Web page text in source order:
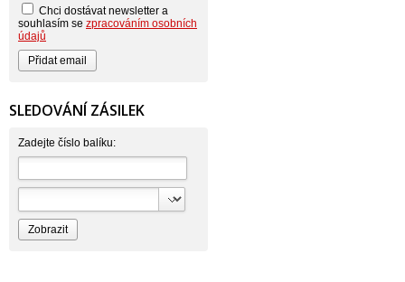
Beauty Lille
Beiersdorf - Nivea
Bella
Benkor
BERGEN S. R. L.
Bettina Barty
Bio-repel
Bioclean
Biolit
BIOM s.r.o.
Bioprospect
Bispol
Blue Stratos
BlueSun
Chci dostávat newsletter a
souhlasím se zpracováním osobních
údajů
SLEDOVÁNÍ ZÁSILEK
Zadejte číslo balíku: